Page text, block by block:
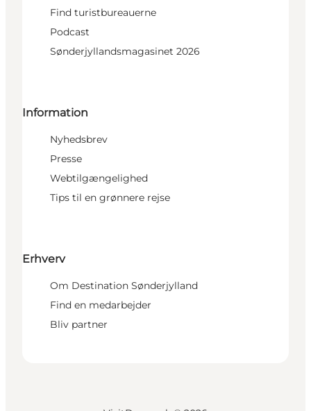
Find turistbureauerne
Podcast
Sønderjyllandsmagasinet 2026
Information
Nyhedsbrev
Presse
Webtilgængelighed
Tips til en grønnere rejse
Erhverv
Om Destination Sønderjylland
Find en medarbejder
Bliv partner